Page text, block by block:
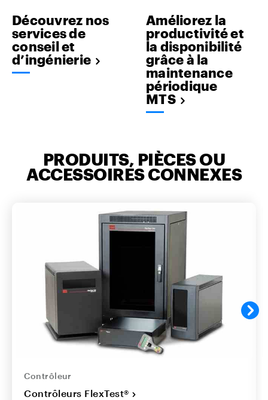
Découvrez nos
services de
conseil et
d’ingénierie
Améliorez la
productivité et
la disponibilité
grâce à la
maintenance
périodique
MTS
PRODUITS, PIÈCES OU
ACCESSOIRES CONNEXES
Contrôleur
Contrôleurs FlexTest®